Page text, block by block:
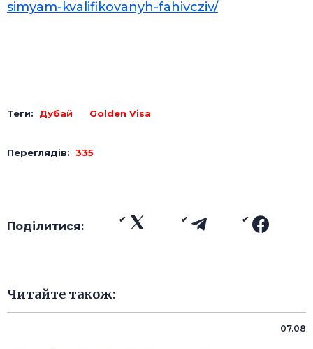
simyam-kvalifikovanyh-fahivcziv/
Теги: Дубай Golden Visa
Переглядів: 335
Поділитися:
Читайте також:
07.08